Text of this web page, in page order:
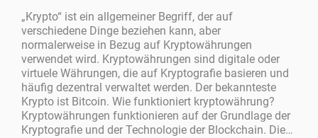
„Krypto“ ist ein allgemeiner Begriff, der auf
verschiedene Dinge beziehen kann, aber
normalerweise in Bezug auf Kryptowährungen
verwendet wird. Kryptowährungen sind digitale oder
virtuele Währungen, die auf Kryptografie basieren und
häufig dezentral verwaltet werden. Der bekannteste
Krypto ist Bitcoin. Wie funktioniert kryptowährung?
Kryptowährungen funktionieren auf der Grundlage der
Kryptografie und der Technologie der Blockchain. Die…